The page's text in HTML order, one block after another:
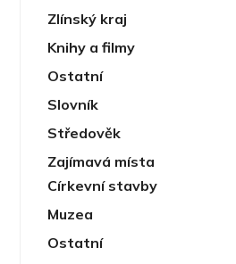
Zlínský kraj
Knihy a filmy
Ostatní
Slovník
Středověk
Zajímavá místa
Církevní stavby
Muzea
Ostatní